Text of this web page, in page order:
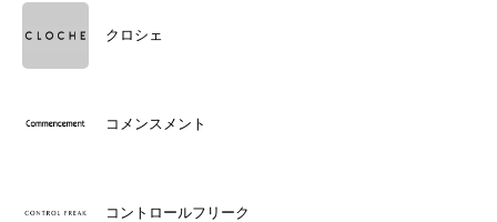
クロシェ
コメンスメント
コントロールフリーク